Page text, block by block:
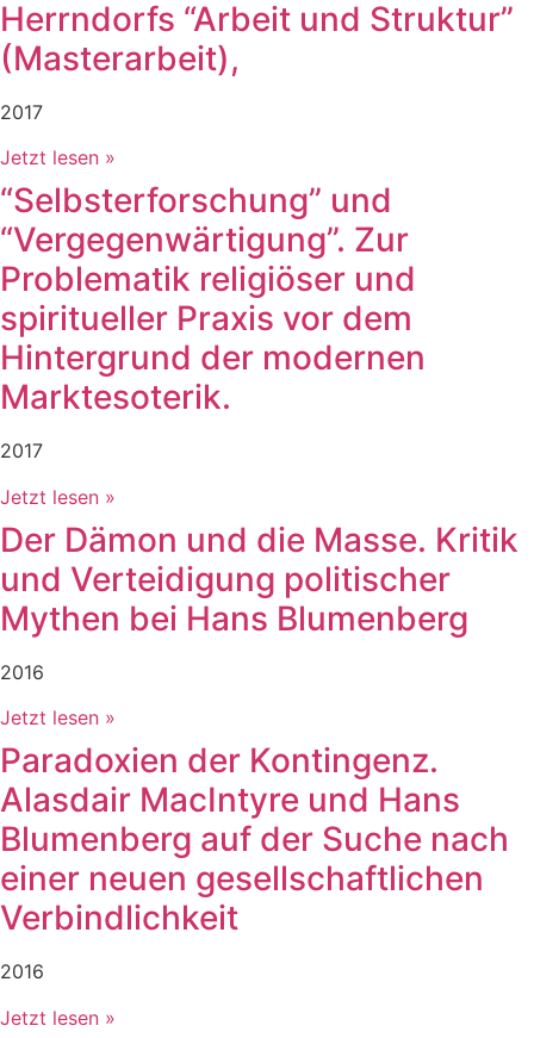
Herrndorfs “Arbeit und Struktur”
(Masterarbeit),
2017
Jetzt lesen »
“Selbsterforschung” und
“Vergegenwärtigung”. Zur
Problematik religiöser und
spiritueller Praxis vor dem
Hintergrund der modernen
Marktesoterik.
2017
Jetzt lesen »
Der Dämon und die Masse. Kritik
und Verteidigung politischer
Mythen bei Hans Blumenberg
2016
Jetzt lesen »
Paradoxien der Kontingenz.
Alasdair MacIntyre und Hans
Blumenberg auf der Suche nach
einer neuen gesellschaftlichen
Verbindlichkeit
2016
Jetzt lesen »